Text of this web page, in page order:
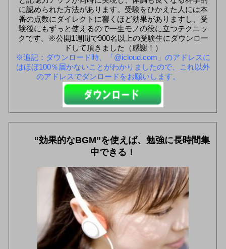
に認められた方法があります。受験をひかえた人には本
番の点数にダイレクトに響くほど効果がありますし、受
験後にもずっと使えるので一生モノの役に立つテクニッ
クです。※公開1週間で900名以上の受験生にダウンロー
ドして頂きました（感謝！）
※追記：ダウンロード時、「@icloud.com」のアドレスに
はほぼ100％届かないことがわかりましたので、これ以外
のアドレスでダンロードをお願いします。
“効果的なBGM”を使えば、勉強に長時間集
中できる！